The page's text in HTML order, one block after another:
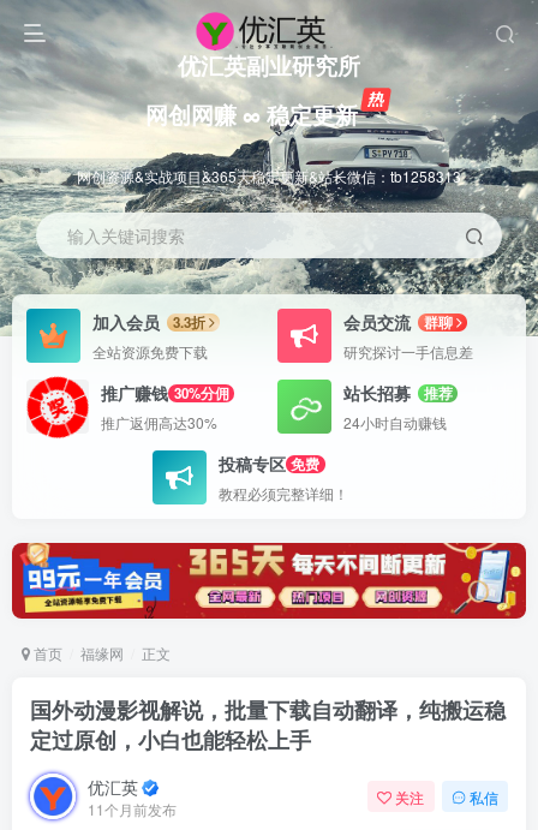
优汇英副业研究所
网创网赚 ∞ 稳定更新
网创资源&实战项目&365天稳定更新&站长微信：tb1258313
输入关键词搜索
加入会员
3.3折
全站资源免费下载
会员交流
群聊
研究探讨一手信息差
推广赚钱 30%分佣
推广返佣高达30%
站长招募
推荐
24小时自动赚钱
投稿专区 免费
教程必须完整详细！
首页 福缘网 正文
国外动漫影视解说，批量下载自动翻译，纯搬运稳
定过原创，小白也能轻松上手
优汇英
11个月前发布
关注 私信